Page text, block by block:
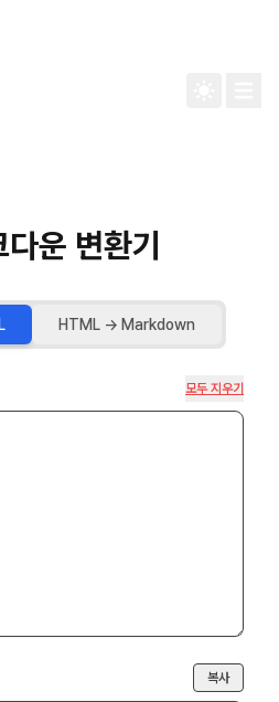
운 변환기
HTML → Markdown
모두 지우기
복사